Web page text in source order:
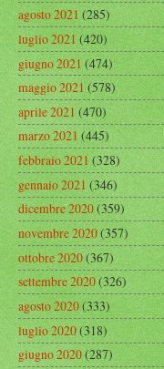
agosto 2021(285)
luglio 2021(420)
giugno 2021(474)
maggio 2021(578)
aprile 2021(470)
marzo 2021(445)
febbraio 2021(328)
gennaio 2021(346)
dicembre 2020(359)
novembre 2020(357)
ottobre 2020(367)
settembre 2020(326)
agosto 2020(333)
luglio 2020(318)
giugno 2020(287)